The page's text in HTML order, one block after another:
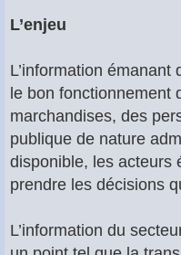
L’enjeu
L’information
le bon fonctionnement
marchandises, des
publique de nature
disponible, les acteurs
prendre les décisions
L’information du